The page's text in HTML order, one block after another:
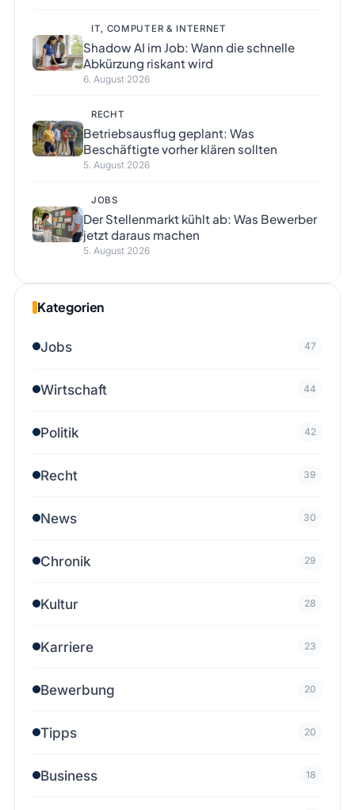
IT, COMPUTER & INTERNET
Shadow AI im Job: Wann die schnelle
Abkürzung riskant wird
6. August 2026
RECHT
Betriebsausflug geplant: Was
Beschäftigte vorher klären sollten
5. August 2026
JOBS
Der Stellenmarkt kühlt ab: Was Bewerber
jetzt daraus machen
5. August 2026
Kategorien
Jobs 47
Wirtschaft 44
Politik 42
Recht 39
News 30
Chronik 29
Kultur 28
Karriere 23
Bewerbung 20
Tipps 20
Business 18